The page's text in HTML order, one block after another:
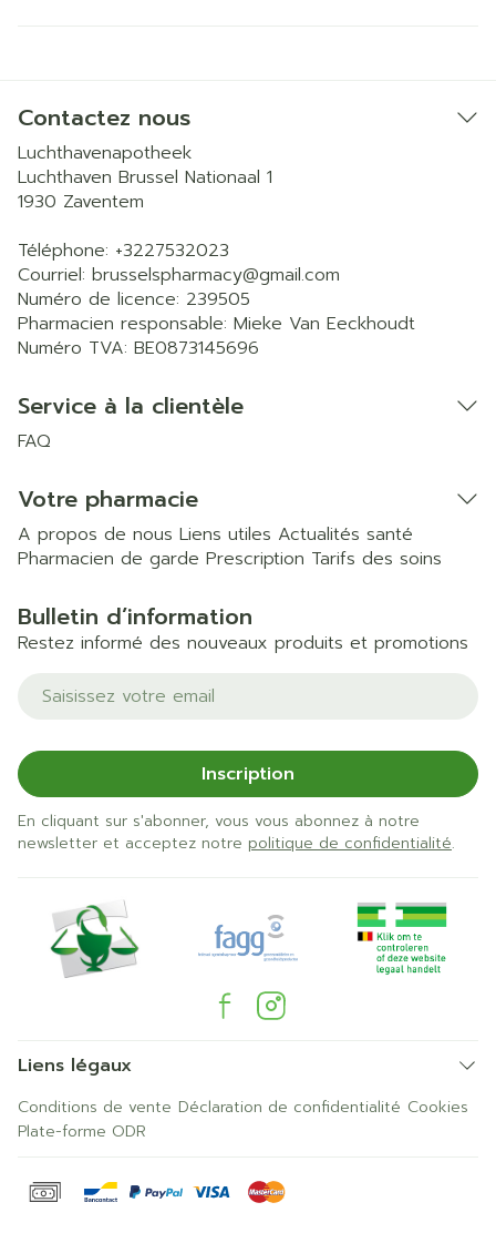
Contactez nous
Luchthavenapotheek
Luchthaven Brussel Nationaal 1
1930 Zaventem
Téléphone: +3227532023
Courriel: brusselspharmacy@gmail.com
Numéro de licence: 239505
Pharmacien responsable: Mieke Van Eeckhoudt
Numéro TVA: BE0873145696
Service à la clientèle
FAQ
Votre pharmacie
A propos de nous Liens utiles Actualités santé
Pharmacien de garde Prescription Tarifs des soins
Bulletin d’information
Restez informé des nouveaux produits et promotions
Adresse mail
Inscription
En cliquant sur s'abonner, vous vous abonnez à notre
newsletter et acceptez notre politique de confidentialité.
Liens légaux
Conditions de vente Déclaration de confidentialité Cookies
Plate-forme ODR